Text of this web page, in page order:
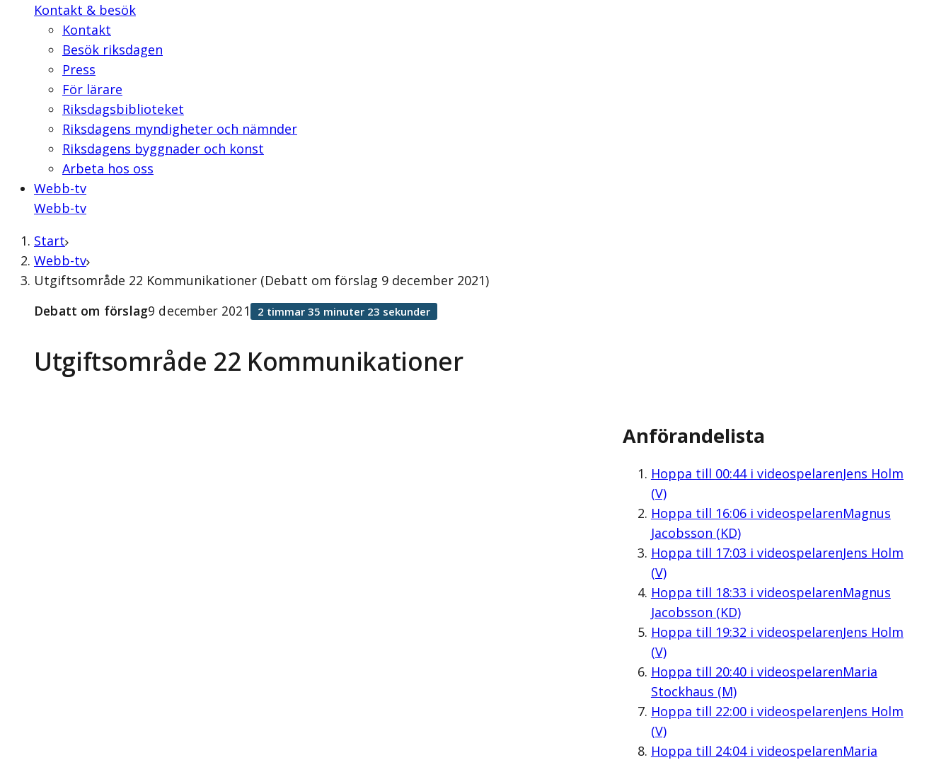
Kontakt & besök
Kontakt
Besök riksdagen
Press
För lärare
Riksdagsbiblioteket
Riksdagens myndigheter och nämnder
Riksdagens byggnader och konst
Arbeta hos oss
Webb-tv
Webb-tv
Start
Webb-tv
Utgiftsområde 22 Kommunikationer (Debatt om förslag 9 december 2021)
Utgiftsområde 22 Kommunikationer
Debatt om förslag9 december 2021 2 timmar 35 minuter 23 sekunder
Anförandelista
Hoppa till 00:44i videospelarenJens Holm
(V)
Hoppa till 16:06i videospelarenMagnus
Jacobsson (KD)
Hoppa till 17:03 i videospelarenJens Holm
(V)
Hoppa till 18:33 i videospelarenMagnus
Jacobsson (KD)
Hoppa till 19:32 i videospelarenJens Holm
(V)
Hoppa till 20:40i videospelarenMaria
Stockhaus (M)
Hoppa till 22:00i videospelarenJens Holm
(V)
Hoppa till 24:04i videospelarenMaria